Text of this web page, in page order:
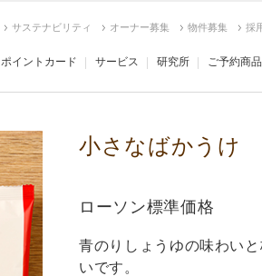
サステナビリティ オーナー募集 物件募集 採
ポイントカード サービス 研究所 ご予約商品
小さなばかうけ
ローソン標準価格
青のりしょうゆの味わい
いです。